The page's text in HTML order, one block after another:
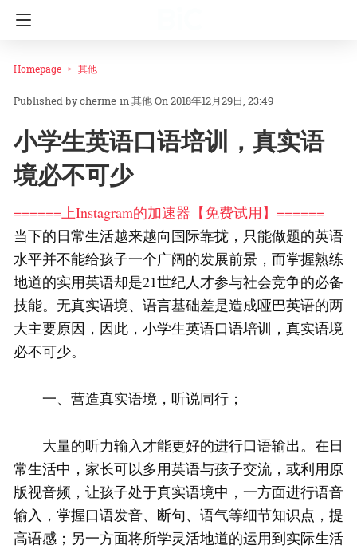
Homepage 其他
cherine in其他On 2018年12月29日, 23:49
小学生英语口语培训，真实语
境必不可少
======上Instagram的加速器【免费试用】======
当下的日常生活越来越向国际靠拢，只能做题的英语
水平并不能给孩子一个广阔的发展前景，而掌握熟练
地道的实用英语却是21世纪人才参与社会竞争的必备
技能。无真实语境、语言基础差是造成哑巴英语的两
大主要原因，因此，小学生英语口语培训，真实语境
必不可少。
一、营造真实语境，听说同行；
大量的听力输入才能更好的进行口语输出。在日
常生活中，家长可以多用英语与孩子交流，或利用原
版视音频，让孩子处于真实语境中，一方面进行语音
输入，掌握口语发音、断句、语气等细节知识点，提
高语感；另一方面将所学灵活地道的运用到实际生活